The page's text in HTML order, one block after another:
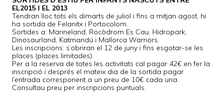
EL2015 I EL 2013
Tendran lloc tots els dimarts de juliol i fins a mitjan agost, hi
ha sortida de Felanitx i Portocolom.
Sortides a: Marineland, Rocòdrom Es Cau, Hidropark,
Dinosaurland, Katmandú i Mallorca Warriors.
Les inscripcions: s’obriran el 12 de juny i fins esgotar-se les
places (places limitades).
Per a la reserva de totes les activitats cal pagar 42€ en fer la
inscripció i després el mateix dia de la sortida pagar
l’entrada corresponent a un preu de 10€ cada una.
Consultau preu per inscripcions puntuals.